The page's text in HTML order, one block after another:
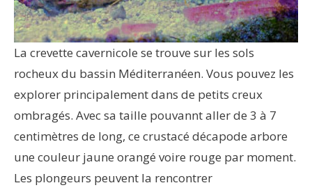
La crevette cavernicole se trouve sur les sols
rocheux du bassin Méditerranéen. Vous pouvez les
explorer principalement dans de petits creux
ombragés. Avec sa taille pouvannt aller de 3 à 7
centimètres de long, ce crustacé décapode arbore
une couleur jaune orangé voire rouge par moment.
Les plongeurs peuvent la rencontrer